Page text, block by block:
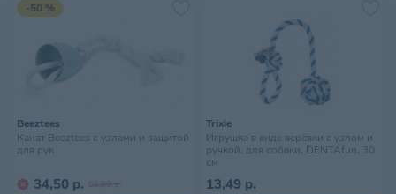
-50 %
Beeztees
Канат Beeztees с узлами и защитой
для рук
34,50 р. 68,99 р.
Trixie
Игрушка в виде верёвки с узлом и
ручкой, для собаки, DENTAfun, 30
см
13,49 р.